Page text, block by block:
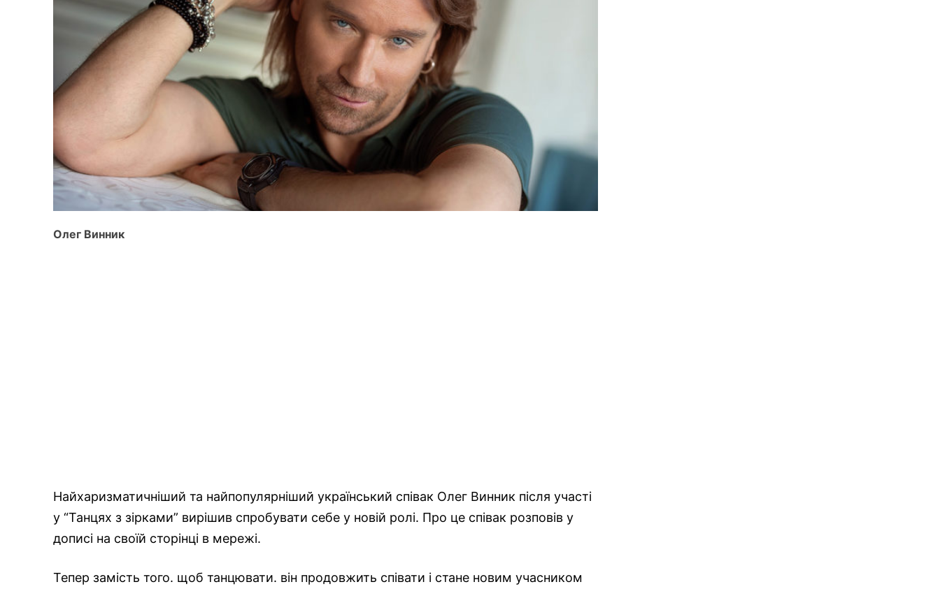
Олег Винник
Найхаризматичніший та найпопулярніший український співак Олег Винник після участі
у “Танцях з зірками” вирішив спробувати себе у новій ролі. Про це співак розповів у
дописі на своїй сторінці в мережі.
Тепер замість того. щоб танцювати. він продовжить співати і стане новим учасником